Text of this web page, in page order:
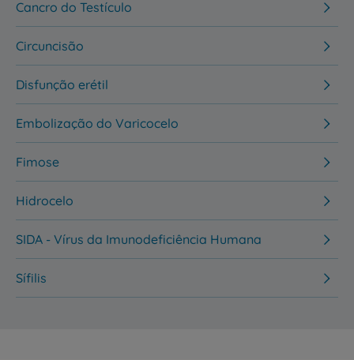
Cancro do Testículo
Circuncisão
Disfunção erétil
Embolização do Varicocelo
Fimose
Hidrocelo
SIDA - Vírus da Imunodeficiência Humana
Sífilis